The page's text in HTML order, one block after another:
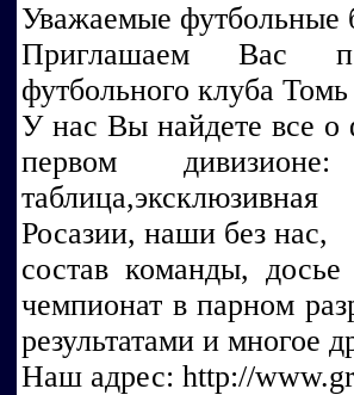
Уважаемые
Приглашаем Вас
футбольного клуба
У нас Вы найдете все о
первом
Росазии, наши без нас,
состав команды,
чемпионат в парном
результатами и многое
Наш адрес: http://